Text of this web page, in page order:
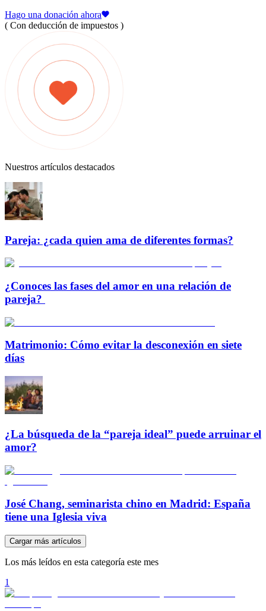
Hago una donación ahora
( Con deducción de impuestos )
Nuestros artículos destacados
Pareja: ¿cada quien ama de diferentes formas?
¿Conoces las fases del amor en una relación de
pareja?
Matrimonio: Cómo evitar la desconexión en siete
días
¿La búsqueda de la “pareja ideal” puede arruinar el
amor?
José Chang, seminarista chino en Madrid: España
tiene una Iglesia viva
Cargar más artículos
Los más leídos en esta categoría este mes
1